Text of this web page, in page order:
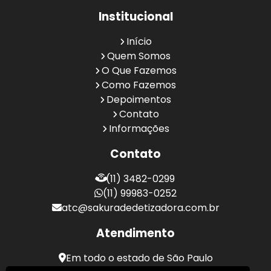
Institucional
Início
Quem Somos
O Que Fazemos
Como Fazemos
Depoimentos
Contato
Informações
Contato
(11) 3482-0299
(11) 99983-0252
atc@sakuradedetizadora.com.br
Atendimento
Em todo o estado de São Paulo